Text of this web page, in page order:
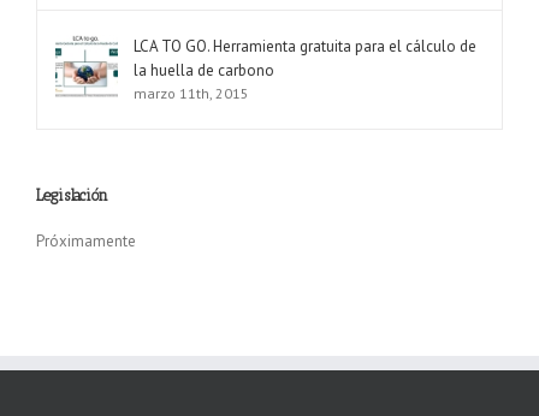
LCA TO GO. Herramienta gratuita para el cálculo de
la huella de carbono
marzo 11th, 2015
Legislación
Próximamente